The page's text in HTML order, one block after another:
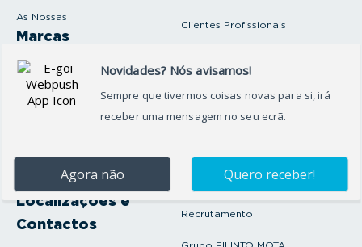
As Nossas
Marcas
Produtos e serviços
Oficina
Onde Estamos
Localizações e
Contactos
Clientes Profissionais
Seguros Protector
Artigos e Notícias
Recrutamento